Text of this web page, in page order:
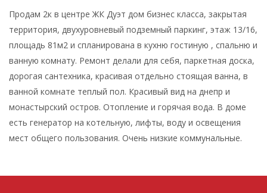
Продам 2к в центре ЖК Дуэт дом бизнес класса, закрытая
территория, двухуровневый подземный паркинг, этаж 13/16,
площадь 81м2 и спланирована в кухню гостиную , спальню и
ванную комнату. Ремонт делали для себя, паркетная доска,
дорогая сантехника, красивая отдельно стоящая ванна, в
ванной комнате теплый пол. Красивый вид на днепр и
монастырский остров. Отопление и горячая вода. В доме
есть генератор на котельную, лифты, воду и освещения
мест общего пользования. Очень низкие коммунальные.